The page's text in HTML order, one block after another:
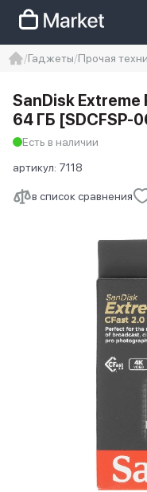
Iphone 14 pro max
Гаджеты Прочая
в список сравнения
SanDisk Extreme
64 ГБ [SDCFSP-
Есть в наличии
артикул: 7118